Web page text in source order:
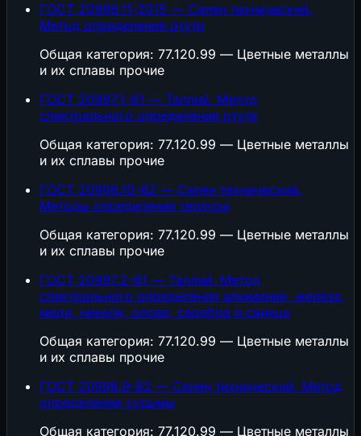
ГОСТ 20996.11-2015 — Селен технический.
Метод определения ртути
Общая категория: 77.120.99 — Цветные металлы
и их сплавы прочие
ГОСТ 20997.1-81 — Таллий. Метод
спектрального определения ртути
Общая категория: 77.120.99 — Цветные металлы
и их сплавы прочие
ГОСТ 20996.10-82 — Селен технический.
Методы определения теллура
Общая категория: 77.120.99 — Цветные металлы
и их сплавы прочие
ГОСТ 20997.2-81 — Таллий. Метод
спектрального определения алюминия, железа,
меди, никеля, олова, серебра и свинца
Общая категория: 77.120.99 — Цветные металлы
и их сплавы прочие
ГОСТ 20996.9-82 — Селен технический. Метод
определения сурьмы
Общая категория: 77.120.99 — Цветные металлы